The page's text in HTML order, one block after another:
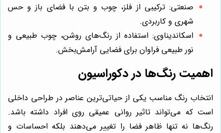
صنعتی: ترکیبی از فلز، چوب و بتن با فضای باز و حس
شهری و کاربردی.
اسکاندیناوی: استفاده از رنگ‌های روشن، چوب طبیعی و
نور طبیعی فراوان برای فضایی آرامش‌بخش.
اهمیت رنگ‌ها در دکوراسیون
انتخاب رنگ مناسب یکی از حیاتی‌ترین عناصر در طراحی داخلی
است که می‌تواند تاثیر روانی عمیقی روی افراد داشته باشد.
رنگ‌ها نه تنها ظاهر فضا را تغییر می‌دهند بلکه احساسات و